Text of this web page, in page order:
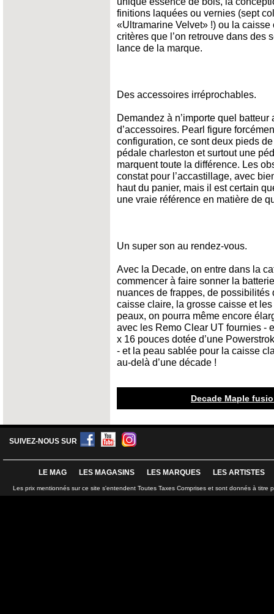
finitions laquées ou vernies (sept
«Ultramarine Velvet» !) ou la
critères que l’on retrouve dans des
lance de la marque.
Des accessoires irréprochables.
Demandez à n’importe quel
d’accessoires. Pearl figure
configuration, ce sont deux pieds
pédale charleston et surtout une
marquent toute la différence. Les
constat pour l’accastillage, avec
haut du panier, mais il est certain
une vraie référence en matière de
Un super son au rendez-vous.
Avec la Decade, on entre dans la
commencer à faire sonner la
nuances de frappes, de possibilités
caisse claire, la grosse caisse et
peaux, on pourra même encore
avec les Remo Clear UT fournies -
x 16 pouces dotée d’une
- et la peau sablée pour la caisse
au-delà d’une décade !
Decade Maple
SUIVEZ-NOUS SUR
LE MAG LES MAGASINS LES MARQUES LES ARTISTES
Les prix mentionnés sur ce site s'entendent Toutes Taxes Comprises et sont donnés à